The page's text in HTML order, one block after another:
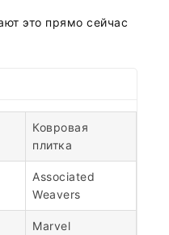
это прямо сейчас
Ковровая
плитка
Associated
Weavers
Marvel